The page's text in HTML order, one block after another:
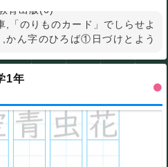
育出版(6)
,「のりものカード」でしらせよ
かん字のひろば①日づけとよう
1年